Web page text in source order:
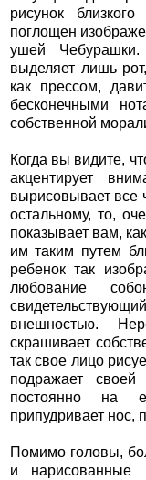
рисунок
поглощен
ушей
выделяет лишь
как прессом,
бесконечными
собственной
Когда вы видите,
акцентирует
вырисовывает все
остальному, то,
показывает вам,
им таким путем
ребенок так
любование
внешностью.
скрашивает
так свое лицо
подражает своей
постоянно на
припудривает нос,
Помимо головы,
и нарисованные